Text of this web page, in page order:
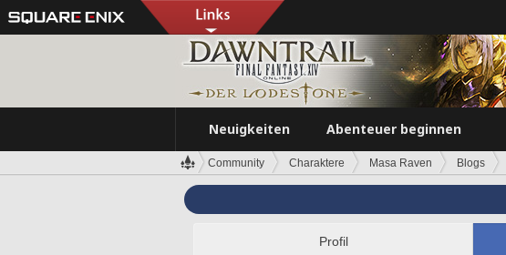
Neuigkeiten Abenteuer beginnen
Community Charaktere Masa Raven Blogs
Profil